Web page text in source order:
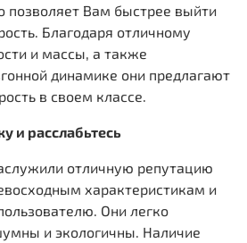
позволяет Вам быстрее выйти
Благодаря отличному
и массы, а также
динамике они предлагают
в своем классе.
и расслабьтесь
отличную репутацию
характеристикам и
Они легко
и экологичны. Наличие